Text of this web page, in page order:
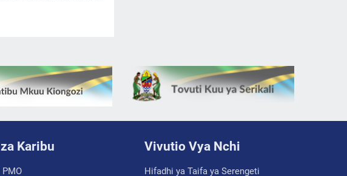
Karibu
PMO
Vivutio Vya Nchi
Hifadhi ya Taifa ya Serengeti